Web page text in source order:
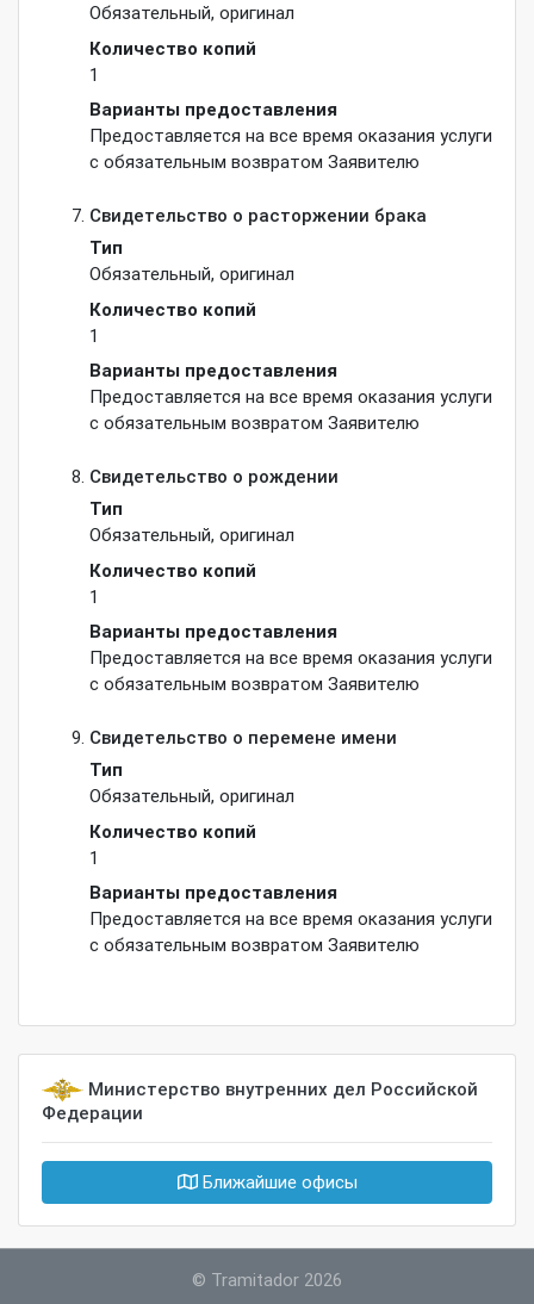
Обязательный, оригинал
Количество копий
1
Варианты предоставления
Предоставляется на все время оказания услуги
с обязательным возвратом Заявителю
Свидетельство о расторжении брака
Тип
Обязательный, оригинал
Количество копий
1
Варианты предоставления
Предоставляется на все время оказания услуги
с обязательным возвратом Заявителю
Свидетельство о рождении
Тип
Обязательный, оригинал
Количество копий
1
Варианты предоставления
Предоставляется на все время оказания услуги
с обязательным возвратом Заявителю
Свидетельство о перемене имени
Тип
Обязательный, оригинал
Количество копий
1
Варианты предоставления
Предоставляется на все время оказания услуги
с обязательным возвратом Заявителю
Министерство внутренних дел Российской
Федерации
Ближайшие офисы
© Tramitador 2026